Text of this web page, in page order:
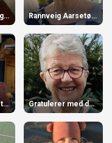
Amalie-Sofie Høgstøyl-Torvik 4 år Rannveig Aarsetøy 80 år!
Ingrid Humberset Urke Gratulerer med dagen, Reidun Å. Bjørlykke!